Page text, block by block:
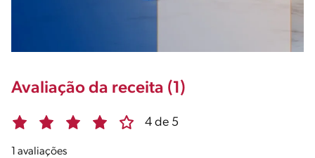
Avaliação da receita (1)
4 de 5
1 avaliações